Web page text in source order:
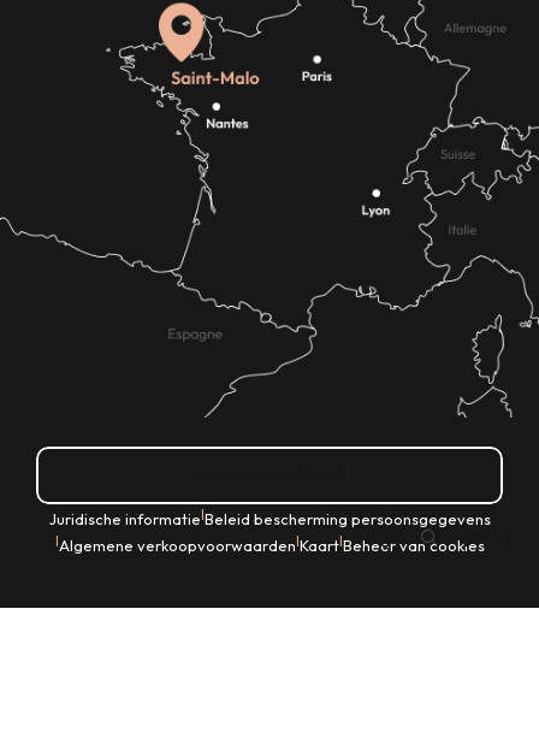
NL
Juridische informatie|Beleid bescherming persoonsgegevens
|Algemene verkoopvoorwaarden|Kaart|Beheer van cookies